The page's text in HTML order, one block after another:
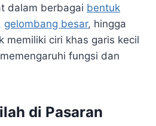
dalam berbagai bentuk
gelombang besar, hingga
memiliki ciri khas garis kecil
fungsi dan
di Pasaran